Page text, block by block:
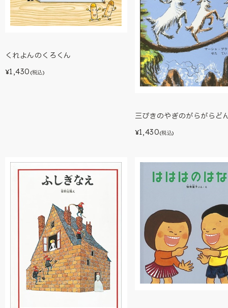
くれよんのくろくん
¥1,430 (税込)
三びきのやぎのがらがらど
¥1,430(税込)